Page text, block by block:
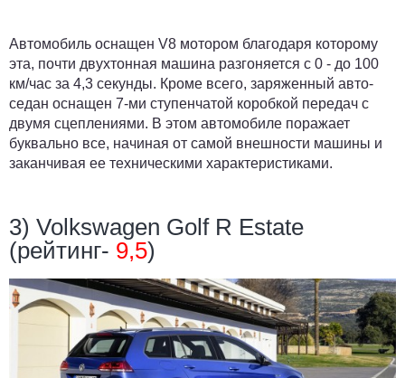
Автомобиль оснащен V8 мотором благодаря которому
эта, почти двухтонная машина разгоняется с 0 - до 100
км/час за 4,3 секунды. Кроме всего, заряженный авто-
седан оснащен 7-ми ступенчатой коробкой передач с
двумя сцеплениями. В этом автомобиле поражает
буквально все, начиная от самой внешности машины и
заканчивая ее техническими характеристиками.
3) Volkswagen Golf R Estate
(рейтинг- 9,5)